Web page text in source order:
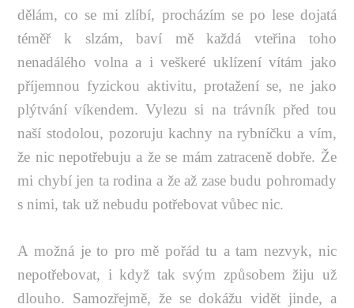
dělám, co se mi zlíbí, procházím se po lese dojatá
téměř k slzám, baví mě každá vteřina toho
nenadálého volna a i veškeré uklízení vítám jako
příjemnou fyzickou aktivitu, protažení se, ne jako
plýtvání víkendem. Vylezu si na trávník před tou
naší stodolou, pozoruju kachny na rybníčku a vím,
že nic nepotřebuju a že se mám zatraceně dobře. Že
mi chybí jen ta rodina a že až zase budu pohromady
s nimi, tak už nebudu potřebovat vůbec nic.
A možná je to pro mě pořád tu a tam nezvyk, nic
nepotřebovat, i když tak svým způsobem žiju už
dlouho. Samozřejmě, že se dokážu vidět jinde, a